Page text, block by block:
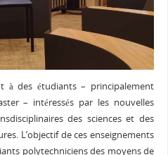
à des étudiants – principalement
– intéressés par les nouvelles
des sciences et des
L’objectif de ces enseignements
polytechniciens des moyens de